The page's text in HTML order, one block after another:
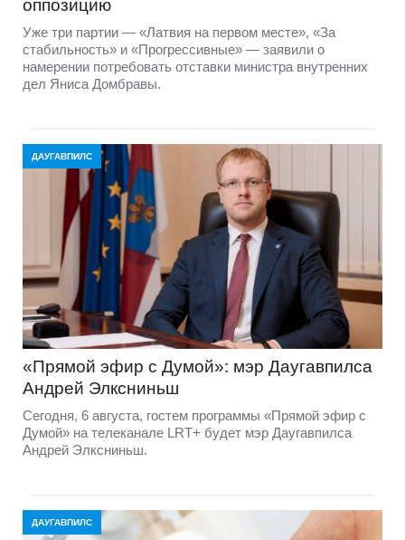
оппозицию
Уже три партии — «Латвия на первом месте», «За
стабильность» и «Прогрессивные» — заявили о
намерении потребовать отставки министра внутренних
дел Яниса Домбравы.
ДАУГАВПИЛС
«Прямой эфир с Думой»: мэр Даугавпилса
Андрей Элксниньш
Сегодня, 6 августа, гостем программы «Прямой эфир с
Думой» на телеканале LRT+ будет мэр Даугавпилса
Андрей Элксниньш.
ДАУГАВПИЛС